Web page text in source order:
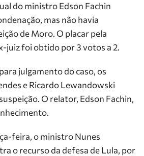
do ministro Edson Fachin
mas não havia
de Moro. O placar pela
juiz foi obtido por 3 votos a 2.
julgamento do caso, os
e Ricardo Lewandowski
O relator, Edson Fachin,
feira, o ministro Nunes
o recurso da defesa de Lula, por